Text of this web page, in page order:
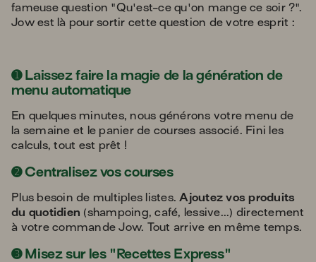
fameuse question "Qu'est-ce qu'on mange ce soir ?".
Jow est là pour sortir cette question de votre esprit :
➊ Laissez faire la magie de la génération de
menu automatique
En quelques minutes, nous générons votre menu de
la semaine et le panier de courses associé. Fini les
calculs, tout est prêt !
➋ Centralisez vos courses
Plus besoin de multiples listes.Ajoutez vos produits
du quotidien (shampoing, café, lessive...) directement
à votre commande Jow. Tout arrive en même temps.
➌ Misez sur les "Recettes Express"